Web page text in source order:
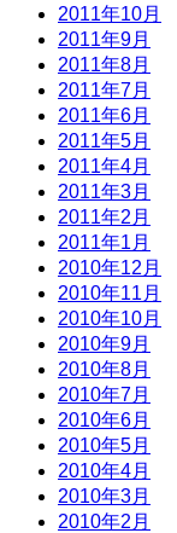
2011年10月
2011年9月
2011年8月
2011年7月
2011年6月
2011年5月
2011年4月
2011年3月
2011年2月
2011年1月
2010年12月
2010年11月
2010年10月
2010年9月
2010年8月
2010年7月
2010年6月
2010年5月
2010年4月
2010年3月
2010年2月